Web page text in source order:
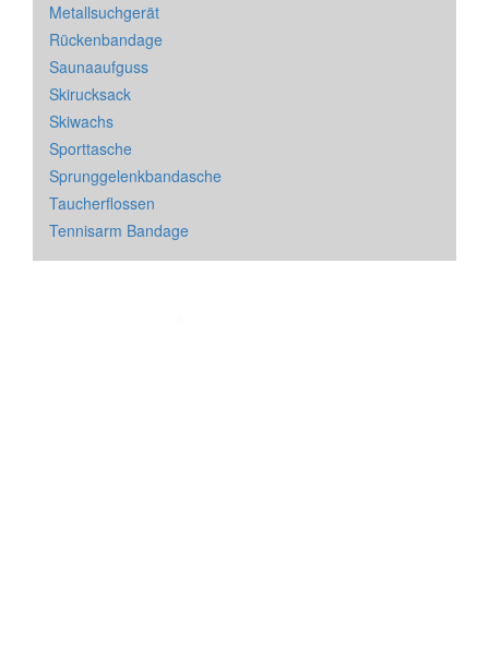
Metallsuchgerät
Rückenbandage
Saunaaufguss
Skirucksack
Skiwachs
Sporttasche
Sprunggelenkbandasche
Taucherflossen
Tennisarm Bandage